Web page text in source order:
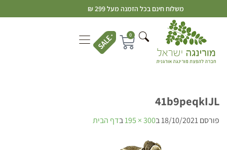
משלוח חינם בכל הזמנה מעל 299 ₪
0
41b9peqkIJL
פורסם18/10/2021ב300 × 195 בדף הבית